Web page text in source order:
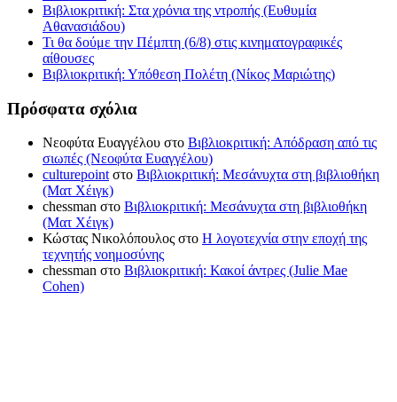
Βιβλιοκριτική: Στα χρόνια της ντροπής (Ευθυμία
Αθανασιάδου)
Τι θα δούμε την Πέμπτη (6/8) στις κινηματογραφικές
αίθουσες
Βιβλιοκριτική: Υπόθεση Πολέτη (Νίκος Μαριώτης)
Πρόσφατα σχόλια
Νεοφύτα Ευαγγέλου στο Βιβλιοκριτική: Απόδραση από τις
σιωπές (Νεοφύτα Ευαγγέλου)
culturepoint στο Βιβλιοκριτική: Μεσάνυχτα στη βιβλιοθήκη
(Ματ Χέιγκ)
chessman στο Βιβλιοκριτική: Μεσάνυχτα στη βιβλιοθήκη
(Ματ Χέιγκ)
Κώστας Νικολόπουλος στο Η λογοτεχνία στην εποχή της
τεχνητής νοημοσύνης
chessman στο Βιβλιοκριτική: Κακοί άντρες (Julie Mae
Cohen)